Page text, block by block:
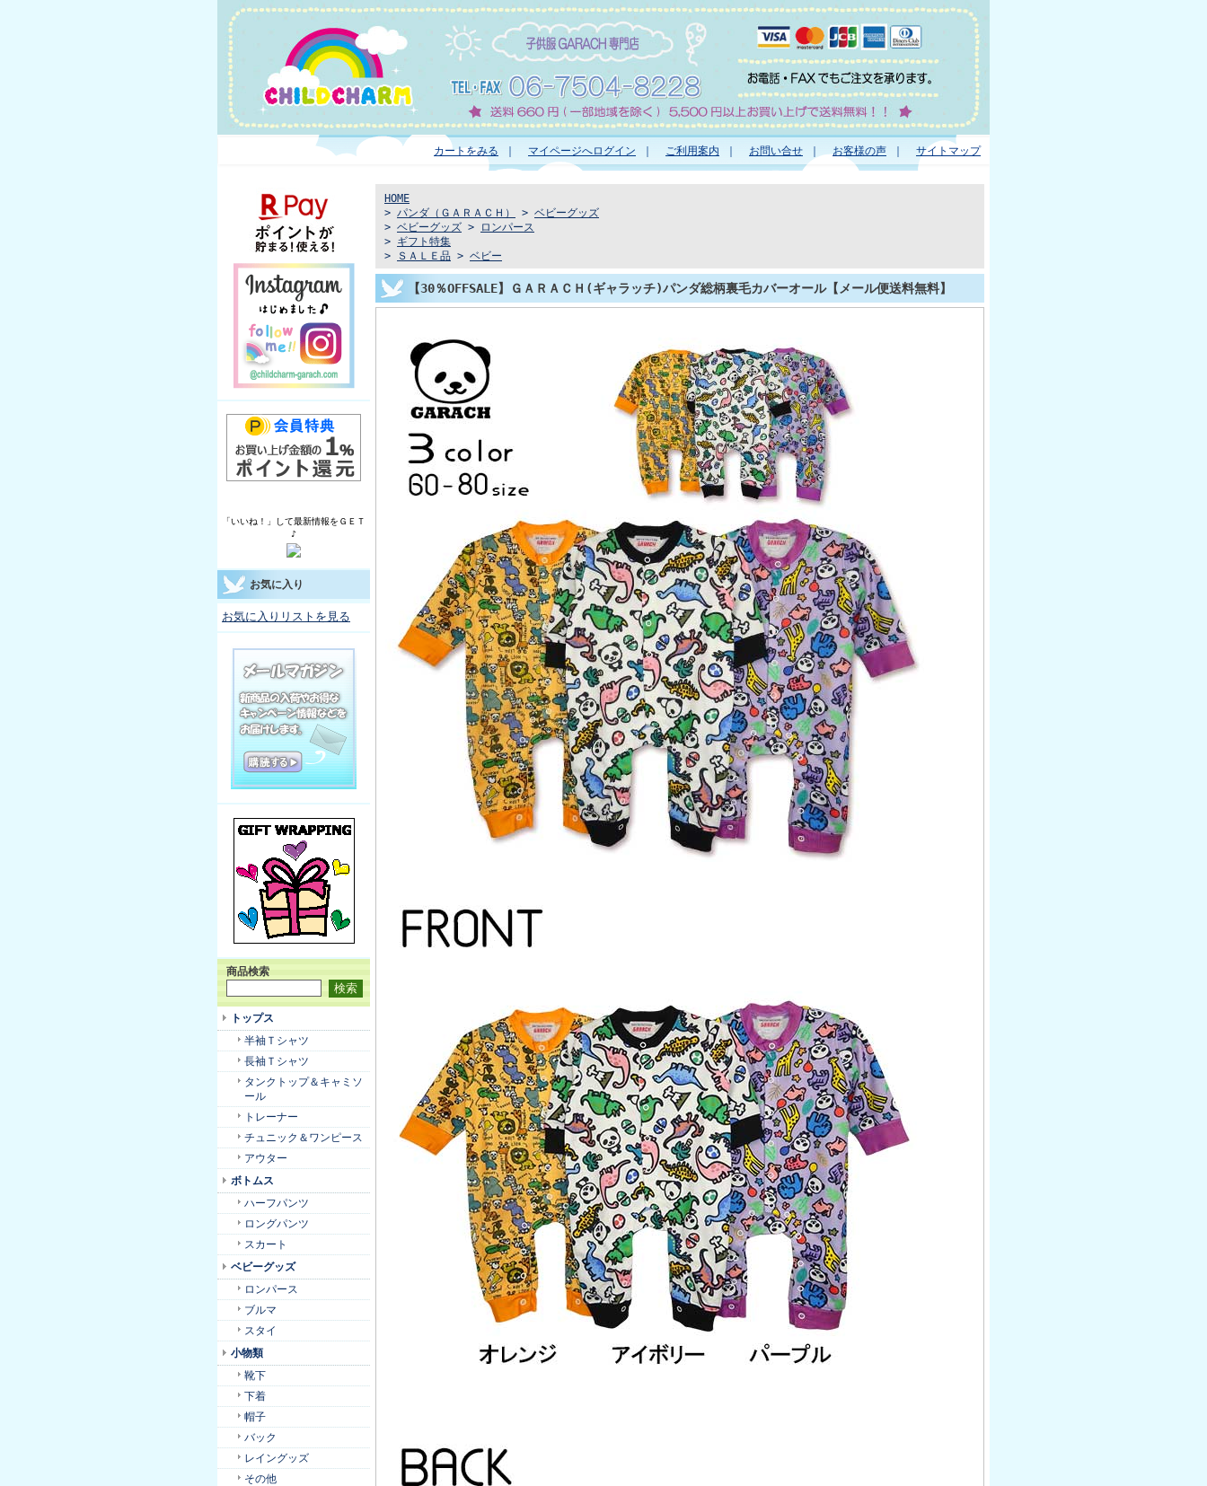
カートをみる ｜ マイページへログイン ｜ ご利用案内 ｜ お問い合せ ｜ お客様の声 ｜ サイトマップ
「いいね！」して最新情報をＧＥＴ
♪
お気に入り
お気に入りリストを見る
商品検索
トップス
半袖Ｔシャツ
長袖Ｔシャツ
タンクトップ＆キャミソ
ール
トレーナー
チュニック＆ワンピース
アウター
ボトムス
ハーフパンツ
ロングパンツ
スカート
ベビーグッズ
ロンパース
ブルマ
スタイ
小物類
靴下
下着
帽子
バック
レイングッズ
その他
HOME
> パンダ（ＧＡＲＡＣＨ） > ベビーグッズ
> ベビーグッズ > ロンパース
> ギフト特集
>
ＳＡＬＥ品 > ベビー
【30％OFFSALE】ＧＡＲＡＣＨ(ギャラッチ)パンダ総柄裏毛カバーオール【メール便送料無料】